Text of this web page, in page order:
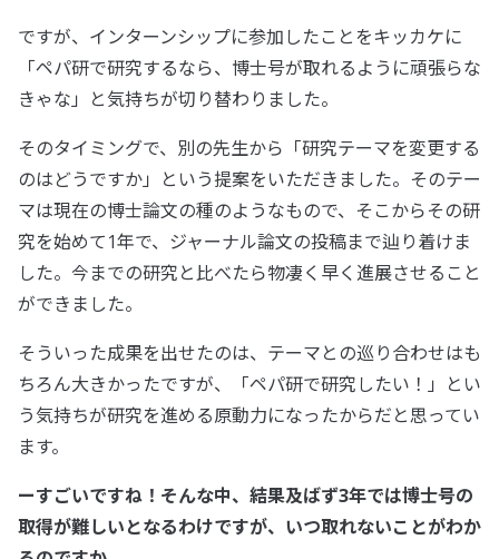
ですが、インターンシップに参加したことをキッカケに
「ペパ研で研究するなら、博士号が取れるように頑張らな
きゃな」と気持ちが切り替わりました。
そのタイミングで、別の先生から「研究テーマを変更する
のはどうですか」という提案をいただきました。そのテー
マは現在の博士論文の種のようなもので、そこからその研
究を始めて1年で、ジャーナル論文の投稿まで辿り着けま
した。今までの研究と比べたら物凄く早く進展させること
ができました。
そういった成果を出せたのは、テーマとの巡り合わせはも
ちろん大きかったですが、「ペパ研で研究したい！」とい
う気持ちが研究を進める原動力になったからだと思ってい
ます。
ーすごいですね！そんな中、結果及ばず3年では博士号の
取得が難しいとなるわけですが、いつ取れないことがわか